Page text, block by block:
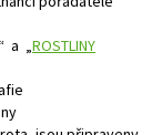
“ a „ROSTLINY